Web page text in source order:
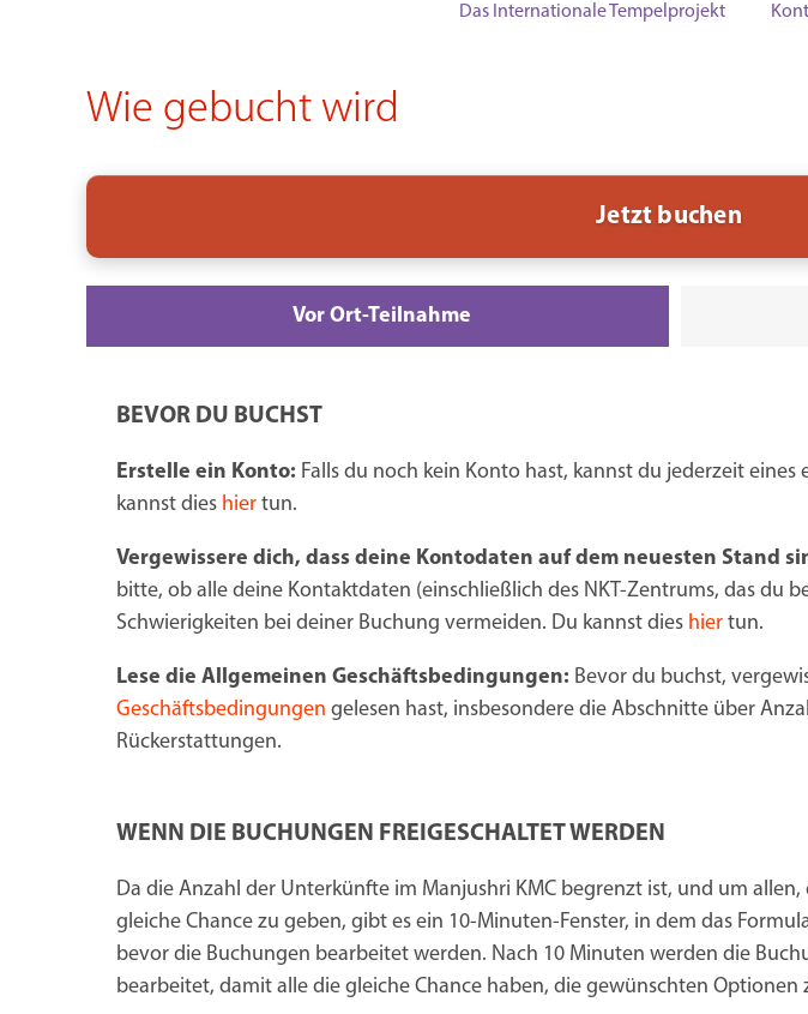
Das Internationale Tempelprojekt
Wie gebucht wird
Jetzt buchen
Vor Ort-Teilnahme
BEVOR DU BUCHST
Erstelle ein Konto: Falls du noch kein Konto hast, kannst du jederzeit
kannst dies hier tun.
Vergewissere dich, dass deine Kontodaten auf dem neuesten Stand
bitte, ob alle deine Kontaktdaten (einschließlich des NKT-Zentrums, das du
Schwierigkeiten bei deiner Buchung vermeiden. Du kannst dies hier tun.
Lese die Allgemeinen Geschäftsbedingungen: Bevor du buchst,
Geschäftsbedingungen gelesen hast, insbesondere die Abschnitte über
Rückerstattungen.
WENN DIE BUCHUNGEN FREIGESCHALTET WERDEN
Da die Anzahl der Unterkünfte im Manjushri KMC begrenzt ist, und um
gleiche Chance zu geben, gibt es ein 10-Minuten-Fenster, in dem das
bevor die Buchungen bearbeitet werden. Nach 10 Minuten werden die
bearbeitet, damit alle die gleiche Chance haben, die gewünschten Optionen